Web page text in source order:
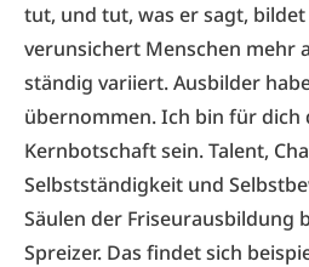
tut, und tut, was er sagt,
verunsichert Menschen mehr
ständig variiert. Ausbilder
übernommen. Ich bin für dich
Kernbotschaft sein. Talent,
Selbstständigkeit und
Säulen der Friseurausbildung
Spreizer. Das findet sich